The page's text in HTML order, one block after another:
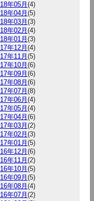
年05月 (4)
年04月 (5)
年03月 (3)
年02月 (4)
年01月 (3)
年12月 (4)
年11月 (5)
年10月 (6)
年09月 (6)
年08月 (6)
年07月 (8)
年06月 (4)
年05月 (4)
年04月 (6)
年03月 (2)
年02月 (3)
年01月 (5)
年12月 (6)
年11月 (2)
年10月 (5)
年09月 (5)
年08月 (4)
年07月 (2)